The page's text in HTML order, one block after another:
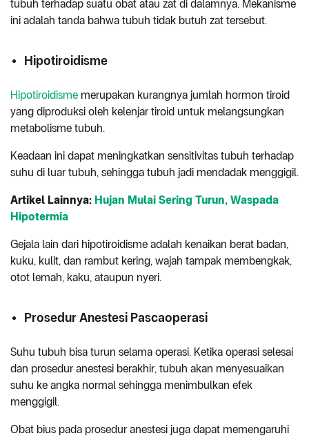
tubuh terhadap suatu obat atau zat di dalamnya. Mekanisme
ini adalah tanda bahwa tubuh tidak butuh zat tersebut.
Hipotiroidisme
Hipotiroidisme merupakan kurangnya jumlah hormon tiroid
yang diproduksi oleh kelenjar tiroid untuk melangsungkan
metabolisme tubuh.
Keadaan ini dapat meningkatkan sensitivitas tubuh terhadap
suhu di luar tubuh, sehingga tubuh jadi mendadak menggigil.
Artikel Lainnya: Hujan Mulai Sering Turun, Waspada
Hipotermia
Gejala lain dari hipotiroidisme adalah kenaikan berat badan,
kuku, kulit, dan rambut kering, wajah tampak membengkak,
otot lemah, kaku, ataupun nyeri.
Prosedur Anestesi Pascaoperasi
Suhu tubuh bisa turun selama operasi. Ketika operasi selesai
dan prosedur anestesi berakhir, tubuh akan menyesuaikan
suhu ke angka normal sehingga menimbulkan efek
menggigil.
Obat bius pada prosedur anestesi juga dapat memengaruhi